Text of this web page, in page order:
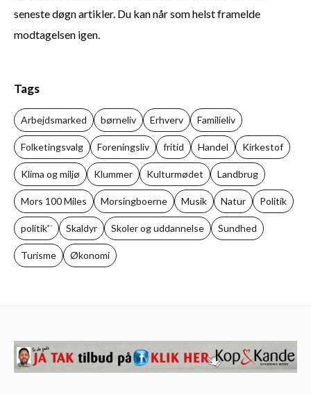
seneste døgn artikler. Du kan når som helst framelde
modtagelsen igen.
Tags
Arbejdsmarked børneliv Erhverv Familieliv
Folketingsvalg Foreningsliv fritid Handel Kirkestof
Klima og miljø Klummer Kulturmødet Landbrug
Mors 100 Miles Morsingboerne Musik Natur Politik
politik'¨ Skaldyr Skoler og uddannelse Sundhed
Turisme Økonomi